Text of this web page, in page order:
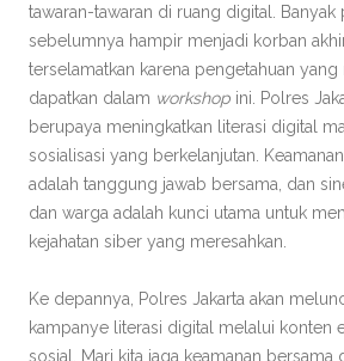
tawaran-tawaran di ruang digital. Banyak
sebelumnya hampir menjadi korban
terselamatkan karena pengetahuan yang
dapatkan dalam workshop ini. Polres
berupaya meningkatkan literasi digital
sosialisasi yang berkelanjutan.
adalah tanggung jawab bersama, dan
dan warga adalah kunci utama untuk
kejahatan siber yang meresahkan.
Ke depannya, Polres Jakarta akan
kampanye literasi digital melalui konten
sosial. Mari kita jaga keamanan bersama